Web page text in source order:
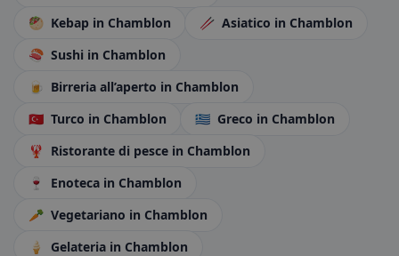
🥙 Kebap in Chamblon 🥢 Asiatico in Chamblon
🍣 Sushi in Chamblon
🍺 Birreria all’aperto in Chamblon
🇹🇷 Turco in Chamblon 🇬🇷 Greco in Chamblon
🦞 Ristorante di pesce in Chamblon
🍷
Enoteca in Chamblon
🥕 Vegetariano in Chamblon
🍦
Gelateria in Chamblon